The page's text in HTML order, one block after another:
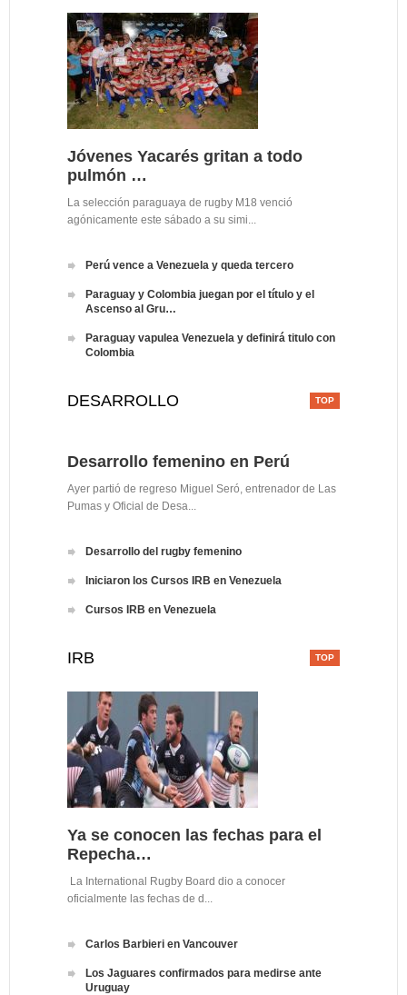
Jóvenes Yacarés gritan a todo
pulmón …
La selección paraguaya de rugby M18 venció
agónicamente este sábado a su simi...
Perú vence a Venezuela y queda tercero
Paraguay y Colombia juegan por el título y el
Ascenso al Gru…
Paraguay vapulea Venezuela y definirá titulo con
Colombia
DESARROLLO
Desarrollo femenino en Perú
Ayer partió de regreso Miguel Seró, entrenador de Las
Pumas y Oficial de Desa...
Desarrollo del rugby femenino
Iniciaron los Cursos IRB en Venezuela
Cursos IRB en Venezuela
IRB
Ya se conocen las fechas para el
Repecha…
La International Rugby Board dio a conocer
oficialmente las fechas de d...
Carlos Barbieri en Vancouver
Los Jaguares confirmados para medirse ante
Uruguay